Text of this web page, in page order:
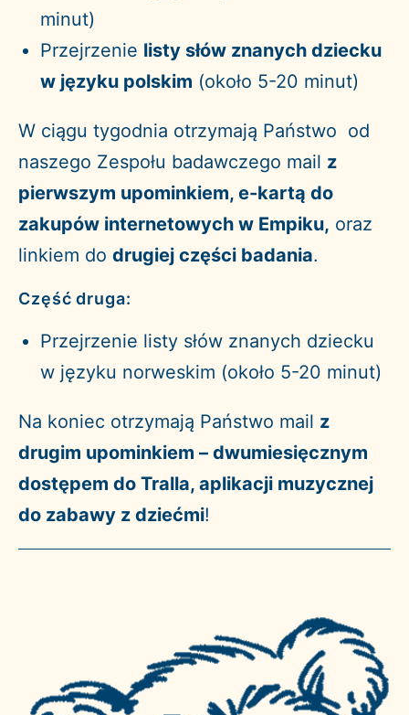
minut)
Przejrzenie listy słów znanych dziecku
w języku polskim (około 5-20 minut)
W ciągu tygodnia otrzymają Państwo od
naszego Zespołu badawczego mail z
pierwszym upominkiem, e-kartą do
zakupów internetowych w Empiku, oraz
linkiem do drugiej części badania.
Część druga:
Przejrzenie listy słów znanych dziecku
w języku norweskim (około 5-20 minut)
Na koniec otrzymają Państwo mail z
drugim upominkiem – dwumiesięcznym
dostępem do Tralla, aplikacji muzycznej
do zabawy z dziećmi!